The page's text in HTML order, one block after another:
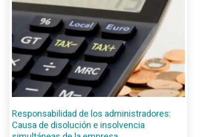
Responsabilidad de los administradores:
Causa de disolución e insolvencia